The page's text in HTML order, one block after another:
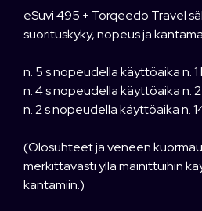
eSuvi 495 + Torqeedo Travel
suorituskyky, nopeus ja
n. 5 s nopeudella käyttöaika n. 1
n. 4 s nopeudella käyttöaika n. 2
n. 2 s nopeudella käyttöaika n.
(Olosuhteet ja veneen
merkittävästi yllä mainittuihin
kantamiin.)